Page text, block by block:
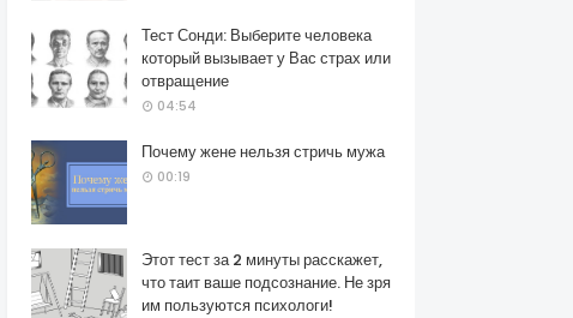
Тест Сонди: Выберите человека
который вызывает у Вас страх или
отвращение
04:54
Почему жене нельзя стричь мужа
00:19
Этот тест за 2 минуты расскажет,
что таит ваше подсознание. Не зря
им пользуются психологи!